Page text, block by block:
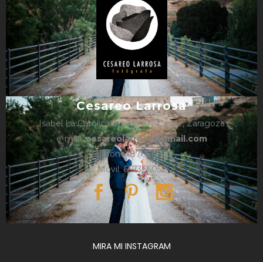
Cesareo Larrosa
Isabel La Católica 4, bajos, 1º, Caspe, Zaragoza
e-mail:cesareolarrosa@gmail.com
Teléfono: 876610325
Móvil: 657366052
MIRA MI INSTAGRAM